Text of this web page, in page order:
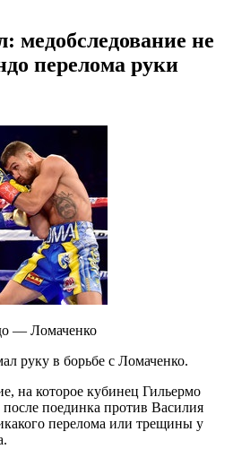
медобследование не
перелома руки
— Ломаченко
руку в борьбе с Ломаченко.
на которое кубинец Гильермо
после поединка против Василия
перелома или трещины у